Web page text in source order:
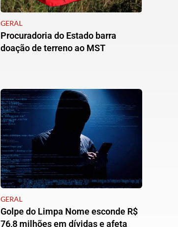
GERAL
Procuradoria do Estado barra
doação de terreno ao MST
GERAL
Golpe do Limpa Nome esconde R$
76,8 milhões em dívidas e afeta